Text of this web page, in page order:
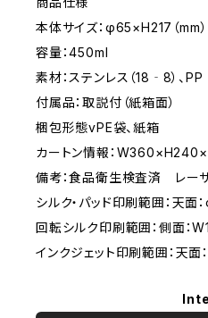
本体サイズ：φ65×H217（mm）
容量：450ml
素材：ステンレス（18‐8）、
付属品：取説付（紙箱面）
梱包形態vPE袋、紙箱
カートン情報：
備考：食品衛生検査済 レー
シルク・パッド印刷範囲：天面：
回転シルク印刷範囲：側面：
インクジェット印刷範囲：天面：